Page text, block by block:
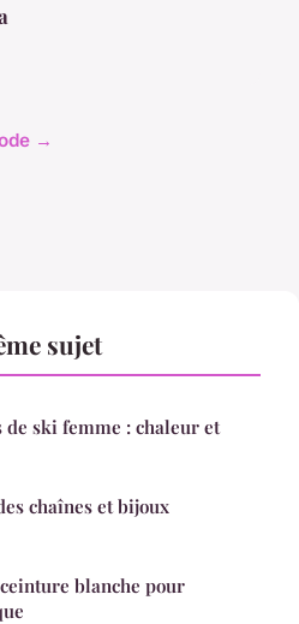
→
sujet
de ski femme : chaleur et
chaînes et bijoux
blanche pour